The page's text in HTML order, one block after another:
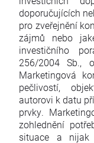
doporučujících
pro zveřejnění
zájmů nebo
investičního
256/2004 Sb.,
Marketingová
pečlivostí,
autorovi k datu
prvky.
zohlednění
situace a nijak